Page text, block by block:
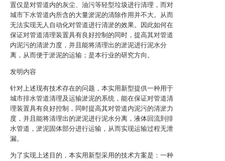
置仅是对管道内的灰尘、油污等轻型垃圾进行清理，而对
城市下水管道内所含的大量淤泥的清除作用并不大。从而
无法实现无人自动化对管道进行清淤的效果。因此如何在
保证对管道清理装置具有良好控制的同时，提高其对管道
内泥污的清淤力度，并且能将清理出的淤泥进行泥水分
离，从而便于淤泥的运输；是本行业的研究方向。
发明内容
针对上述现有技术存在的问题，本实用新型提供一种用于
城市排水管道清理及运输淤泥的系统，能在保证对管道清
理装置具有良好控制，同时提高其对管道内泥污的清淤力
度，并且能将清理出的淤泥进行泥水分离，液体回流到排
水管道，淤泥固体部分进行运输，从而实现运输过程无泄
漏。
为了实现上述目的，本实用新型采用的技术方案是：一种